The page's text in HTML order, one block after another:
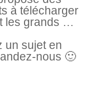
à télécharger
les grands …
un sujet en
nous 🙂